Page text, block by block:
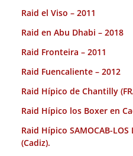
Raid el Viso – 2011
Raid en Abu Dhabi – 2018
Raid Fronteira – 2011
Raid Fuencaliente – 2012
Raid Hípico de Chantilly
Raid Hípico los Boxer en
Raid Hípico SAMOCAB-
(Cadiz).